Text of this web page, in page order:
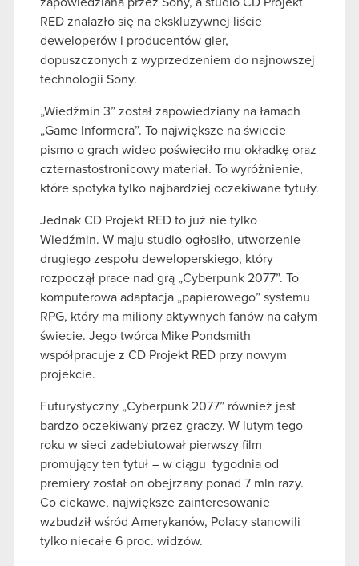
zapowiedziana przez Sony, a studio CD Projekt
RED znalazło się na ekskluzywnej liście
deweloperów i producentów gier,
dopuszczonych z wyprzedzeniem do najnowszej
technologii Sony.
„Wiedźmin 3” został zapowiedziany na łamach
„Game Informera”. To największe na świecie
pismo o grach wideo poświęciło mu okładkę oraz
czternastostronicowy materiał. To wyróżnienie,
które spotyka tylko najbardziej oczekiwane tytuły.
Jednak CD Projekt RED to już nie tylko
Wiedźmin. W maju studio ogłosiło, utworzenie
drugiego zespołu deweloperskiego, który
rozpoczął prace nad grą „Cyberpunk 2077”. To
komputerowa adaptacja „papierowego” systemu
RPG, który ma miliony aktywnych fanów na całym
świecie. Jego twórca Mike Pondsmith
współpracuje z CD Projekt RED przy nowym
projekcie.
Futurystyczny „Cyberpunk 2077” również jest
bardzo oczekiwany przez graczy. W lutym tego
roku w sieci zadebiutował pierwszy film
promujący ten tytuł – w ciągu tygodnia od
premiery został on obejrzany ponad 7 mln razy.
Co ciekawe, największe zainteresowanie
wzbudził wśród Amerykanów, Polacy stanowili
tylko niecałe 6 proc. widzów.